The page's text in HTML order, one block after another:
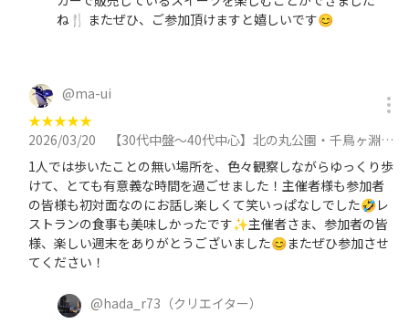
ね🍴 またぜひ、ご参加頂けますと嬉しいです😊
@ma-ui
★★★★★
2026/03/20
【30代中盤〜40代中心】北の丸公園・千鳥ヶ淵散歩&洋食レストランでディナーに参加
1人では歩いたことの無い場所を、色々観察しながらゆっくり歩
けて、とても有意義な時間を過ごせました！主催者様も参加者
の皆様も初対面なのにお話し楽しくて笑いっぱなしでした🤣レ
ストランの食事も美味しかったです✨主催者さま、参加者の皆
様、楽しい週末をありがとうございました😊またぜひ参加させ
てください！
@hada_r73 （クリエイター）